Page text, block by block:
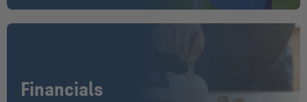
Financials